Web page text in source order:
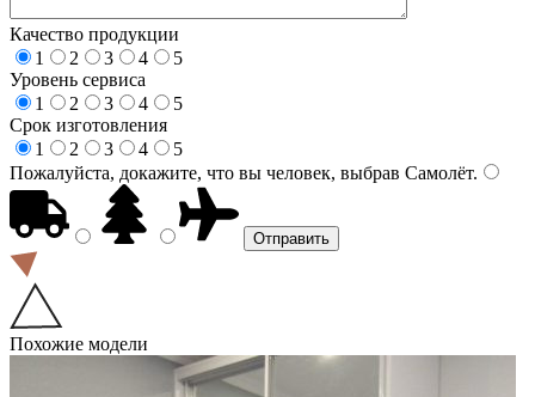
Качество продукции
1
2 3 4
5
Уровень сервиса
1
2 3 4
5
Срок изготовления
1
2 3 4
5
Пожалуйста, докажите, что вы человек, выбрав Самолёт.
Похожие модели